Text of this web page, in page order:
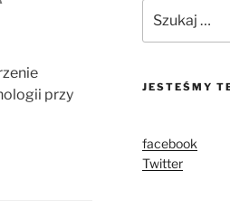
przy
JESTEŚMY
facebook
Twitter